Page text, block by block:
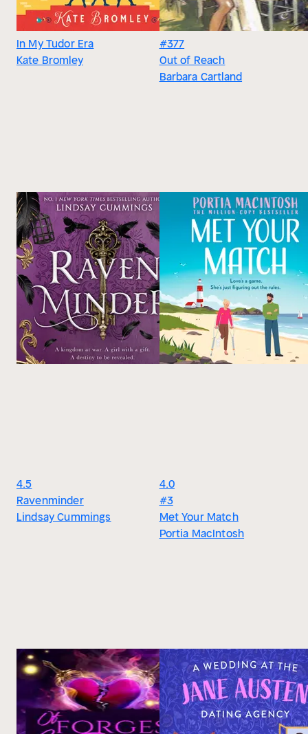
In My Tudor Era
Kate Bromley
#377
Out of Reach
Barbara Cartland
4.5
Ravenminder
Lindsay Cummings
4.0
#3
Met Your Match
Portia MacIntosh